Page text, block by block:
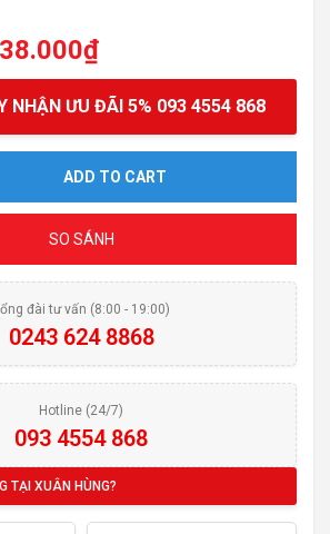
₫
NHẬN ƯU ĐÃI 5% 093 4554 868
ADD TO CART
SO SÁNH
đài tư vấn (8:00 - 19:00)
0243 624 8868
Hotline (24/7)
093 4554 868
TẠI XUÂN HÙNG?